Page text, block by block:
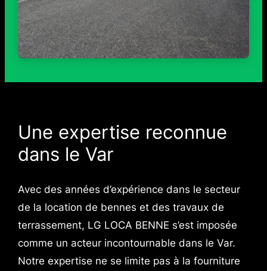
Une expertise reconnue
dans le Var
Avec des années d’expérience dans le secteur
de la location de bennes et des travaux de
terrassement, LG LOCA BENNE s’est imposée
comme un acteur incontournable dans le Var.
Notre expertise ne se limite pas à la fourniture